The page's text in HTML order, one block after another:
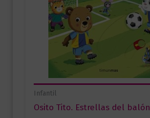
Infantil
Osito Tito. Estrellas del balón